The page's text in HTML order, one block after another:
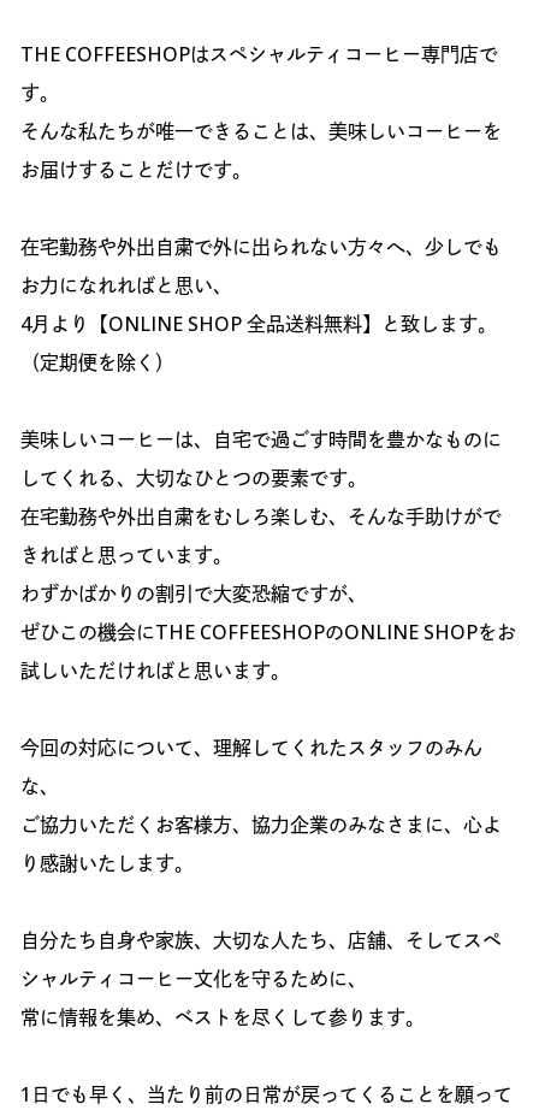
THE COFFEESHOPはスペシャルティコーヒー専門店で
す。
そんな私たちが唯一できることは、美味しいコーヒーを
お届けすることだけです。
在宅勤務や外出自粛で外に出られない方々へ、少しでも
お力になれればと思い、
4月より【ONLINE SHOP 全品送料無料】と致します。
（定期便を除く）
美味しいコーヒーは、自宅で過ごす時間を豊かなものに
してくれる、大切なひとつの要素です。
在宅勤務や外出自粛をむしろ楽しむ、そんな手助けがで
きればと思っています。
わずかばかりの割引で大変恐縮ですが、
ぜひこの機会にTHE COFFEESHOPのONLINE SHOPをお
試しいただければと思います。
今回の対応について、理解してくれたスタッフのみん
な、
ご協力いただくお客様方、協力企業のみなさまに、心よ
り感謝いたします。
自分たち自身や家族、大切な人たち、店舗、そしてスペ
シャルティコーヒー文化を守るために、
常に情報を集め、ベストを尽くして参ります。
1日でも早く、当たり前の日常が戻ってくることを願って